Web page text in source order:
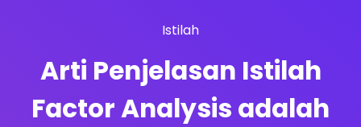
Istilah
Arti Penjelasan Istilah
Factor Analysis adalah